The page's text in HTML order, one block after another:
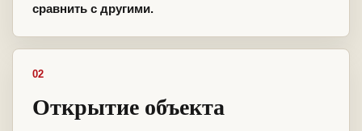
сравнить с другими.
02
Открытие объекта